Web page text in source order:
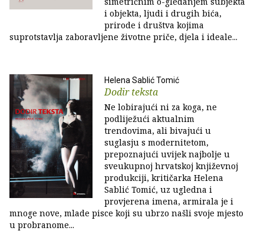
i objekta, ljudi i drugih bića,
prirode i društva kojima
suprotstavlja zaboravljene životne priče, djela i ideale...
Helena Sablić Tomić
Dodir teksta
Ne lobirajući ni za koga, ne
podliježući aktualnim
trendovima, ali bivajući u
suglasju s modernitetom,
prepoznajući uvijek najbolje u
sveukupnoj hrvatskoj književnoj
produkciji, kritičarka Helena
Sablić Tomić, uz ugledna i
provjerena imena, afirmirala je i
mnoge nove, mlade pisce koji su ubrzo našli svoje mjesto
u probranome...